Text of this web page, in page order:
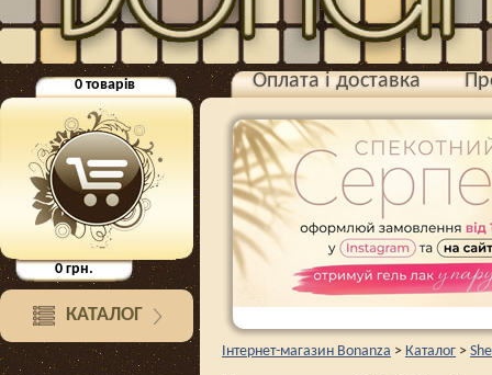
0 товарів
0грн.
КАТАЛОГ
Оплата і доставка
Інтернет-магазин Bonanza > Каталог >